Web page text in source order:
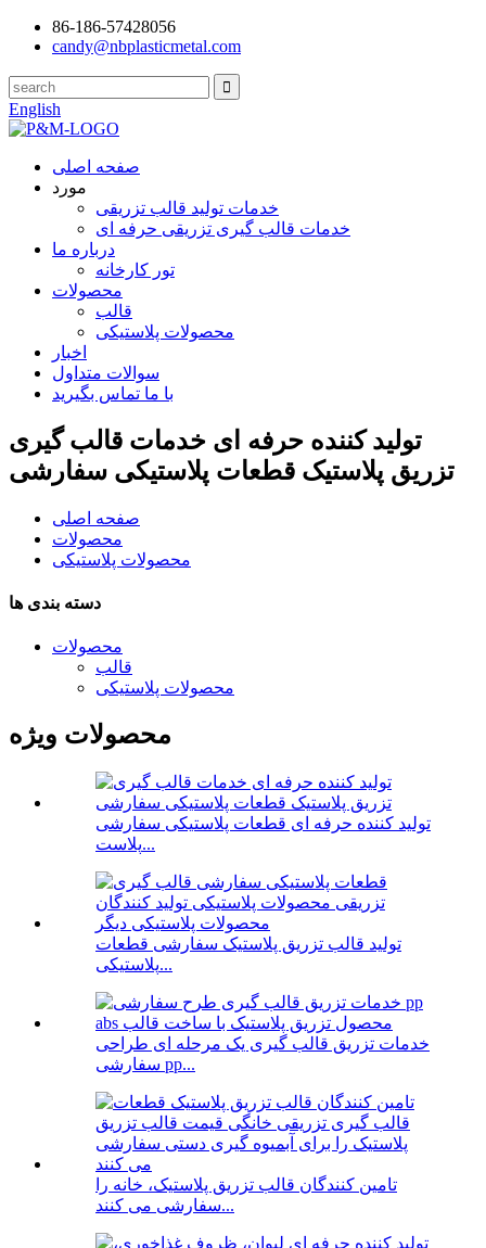
86-186-57428056
candy@nbplasticmetal.com
English
صفحه اصلی
مورد
خدمات تولید قالب تزریقی
خدمات قالب گیری تزریقی حرفه ای
درباره ما
تور کارخانه
محصولات
قالب
محصولات پلاستیکی
اخبار
سوالات متداول
با ما تماس بگیرید
تولید کننده حرفه ای خدمات قالب گیری
تزریق پلاستیک قطعات پلاستیکی سفارشی
صفحه اصلی
محصولات
محصولات پلاستیکی
دسته بندی ها
محصولات
قالب
محصولات پلاستیکی
محصولات ویژه
تولید کننده حرفه ای قطعات پلاستیکی سفارشی
پلاست...
تولید قالب تزریق پلاستیک سفارشی قطعات
پلاستیکی...
خدمات تزریق قالب گیری یک مرحله ای طراحی
سفارشی pp...
تامین کنندگان قالب تزریق پلاستیک، خانه را
سفارشی می کنند...